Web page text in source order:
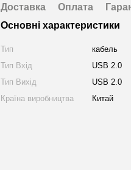
Доставка Оплата
Основні характеристики
Тип
кабель
Тип Вхід
USB 2.0
Тип Вихід
USB 2.0
Країна виробництва
Китай